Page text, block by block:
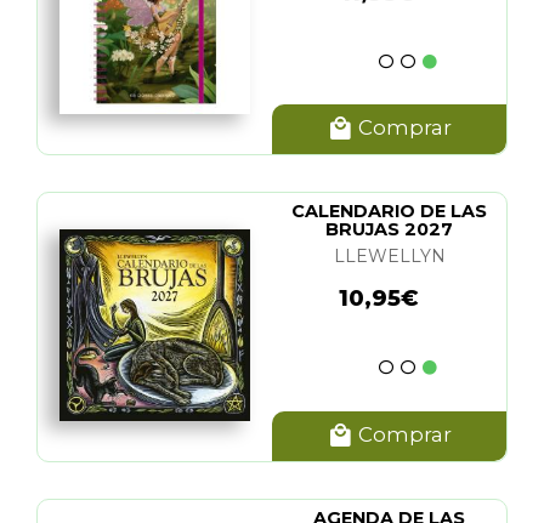
Comprar
CALENDARIO DE LAS
BRUJAS 2027
LLEWELLYN
10,95€
Comprar
AGENDA DE LAS